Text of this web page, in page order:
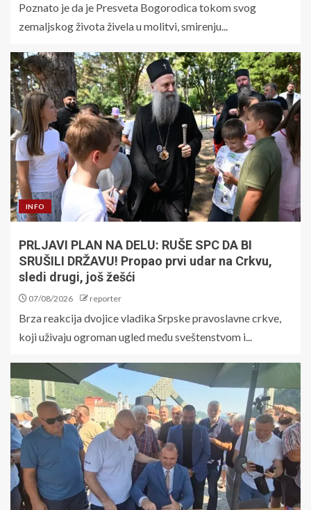
Poznato je da je Presveta Bogorodica tokom svog
zemaljskog života živela u molitvi, smirenju...
INFO
PRLJAVI PLAN NA DELU: RUŠE SPC DA BI
SRUŠILI DRŽAVU! Propao prvi udar na Crkvu,
sledi drugi, još žešći
07/08/2026 reporter
Brza reakcija dvojice vladika Srpske pravoslavne crkve,
koji uživaju ogroman ugled među sveštenstvom i...